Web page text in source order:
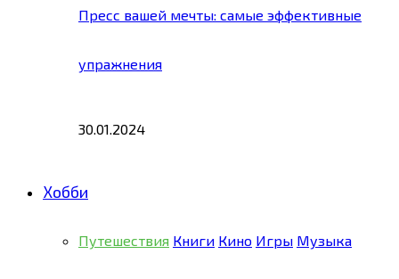
Пресс вашей мечты: самые эффективные
упражнения
30.01.2024
Хобби
Путешествия Книги Кино Игры Музыка